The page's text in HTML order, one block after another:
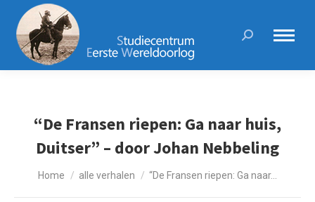
Search:
“De Fransen riepen: Ga naar huis,
Duitser” – door Johan Nebbeling
Je bent hier:
Home alle verhalen “De Fransen riepen: Ga naar…